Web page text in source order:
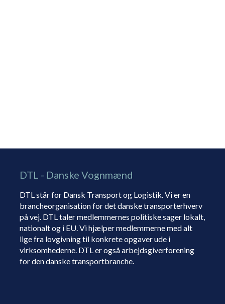
DTL - Danske Vognmænd
DTL står for Dansk Transport og Logistik. Vi er en
brancheorganisation for det danske transporterhverv
på vej. DTL taler medlemmernes politiske sager lokalt,
nationalt og i EU. Vi hjælper medlemmerne med alt
lige fra lovgivning til konkrete opgaver ude i
virksomhederne. DTL er også arbejdsgiverforening
for den danske transportbranche.